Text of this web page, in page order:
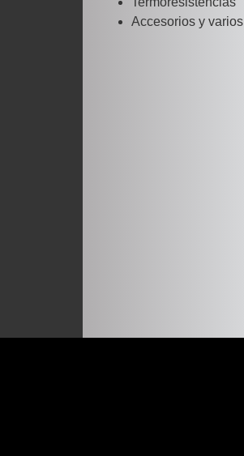
Accesorios y varios